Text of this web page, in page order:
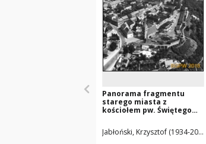
Panorama fragmentu
starego miasta z
kościołem pw. Świętego
widok lotniczy od strony
południowej, Chełmno
Jabłoński, Krzysztof (1934-2014).